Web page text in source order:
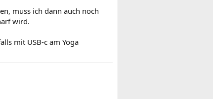
muss ich dann auch noch
wird.
mit USB-c am Yoga